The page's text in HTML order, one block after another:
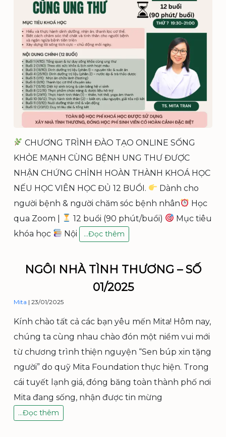
M
I
T
A
F
O
U
N
D
T
N
–
2
0
2
6
CHƯƠNG TRÌNH ĐÀO TẠO ONLINE SỐNG
KHỎE MẠNH CÙNG BỆNH UNG THƯ ĐƯỢC
NHẬN CHỨNG CHỈNH HOÀN THÀNH KHOÁ HỌC
NẾU HỌC VIÊN HỌC ĐỦ 12 BUỔI.
Dành cho
người bệnh & người chăm sóc bệnh nhân
Học
qua Zoom |
12 buổi (90 phút/buổi)
Mục tiêu
khóa học
Nội …K
h
á
H
Ố
G
K
O
Ẻ
C
Ù
Đọc thêm
NGÔI NHÀ TÌNH THƯƠNG – SỐ
01/2025
Mita | 23/01/2025
Kính chào tất cả các bạn yêu mến Mita! Hôm nay,
chúng ta cùng nhau chào đón một niềm vui mới
từ chương trình thiện nguyện “Sen búp xin tặng
người” do quỹ Mita Foundation thực hiện. Trong
cái tuyết lạnh giá, đóng băng toàn thành phố nơi
Mita đang sống, nhận được tin mừng
…N
g
Đọc thêm